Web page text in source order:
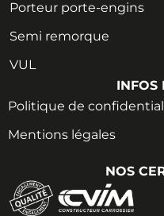
Porteur porte-engins
Semi remorque
VUL
INFOS
Politique de
Mentions légales
NOS